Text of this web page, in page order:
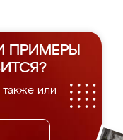
ПРИМЕРЫ
или